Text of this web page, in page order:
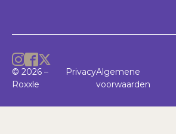
© 2026 –
Roxxle
PrivacyAlgemene
voorwaarden